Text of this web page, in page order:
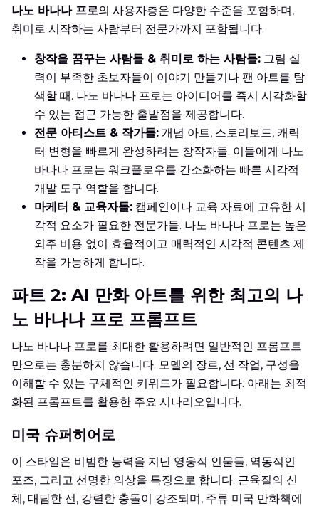
나노 바나나 프로의 사용자층은 다양한 수준을 포함하며,
취미로 시작하는 사람부터 전문가까지 포함됩니다.
창작을 꿈꾸는 사람들 & 취미로 하는 사람들: 그림 실
력이 부족한 초보자들이 이야기 만들기나 팬 아트를 탐
색할 때. 나노 바나나 프로는 아이디어를 즉시 시각화할
수 있는 접근 가능한 출발점을 제공합니다.
전문 아티스트 & 작가들: 개념 아트, 스토리보드, 캐릭
터 변형을 빠르게 완성하려는 창작자들. 이들에게 나노
바나나 프로는 워크플로우를 간소화하는 빠른 시각적
개발 도구 역할을 합니다.
마케터 & 교육자들: 캠페인이나 교육 자료에 고유한 시
각적 요소가 필요한 전문가들. 나노 바나나 프로는 높은
외주 비용 없이 효율적이고 매력적인 시각적 콘텐츠 제
작을 가능하게 합니다.
파트 2: AI 만화 아트를 위한 최고의 나
노 바나나 프로 프롬프트
나노 바나나 프로를 최대한 활용하려면 일반적인 프롬프트
만으로는 충분하지 않습니다. 모델의 장르, 선 작업, 구성을
이해할 수 있는 구체적인 키워드가 필요합니다. 아래는 최적
화된 프롬프트를 활용한 주요 시나리오입니다.
미국 슈퍼히어로
이 스타일은 비범한 능력을 지닌 영웅적 인물들, 역동적인
포즈, 그리고 선명한 의상을 특징으로 합니다. 근육질의 신
체, 대담한 선, 강렬한 충돌이 강조되며, 주류 미국 만화책에